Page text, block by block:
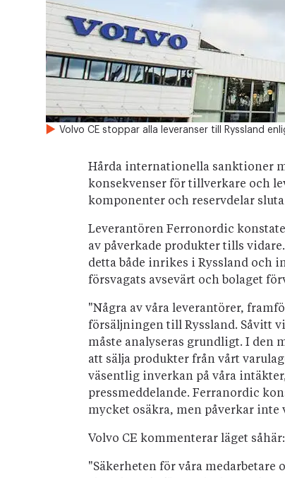
Volvo CE stoppar alla leveranser till Ryssland
Hårda internationella sanktioner
konsekvenser för tillverkare och
komponenter och reservdelar
Leverantören Ferronordic
av påverkade produkter tills
detta både inrikes i Ryssland och
försvagats avsevärt och bolaget
"Några av våra leverantörer,
försäljningen till Ryssland. Såvitt
måste analyseras grundligt. I den
att sälja produkter från vårt
väsentlig inverkan på våra
pressmeddelande. Ferranordic
mycket osäkra, men påverkar inte
Volvo CE kommenterar läget såhär:
"Säkerheten för våra